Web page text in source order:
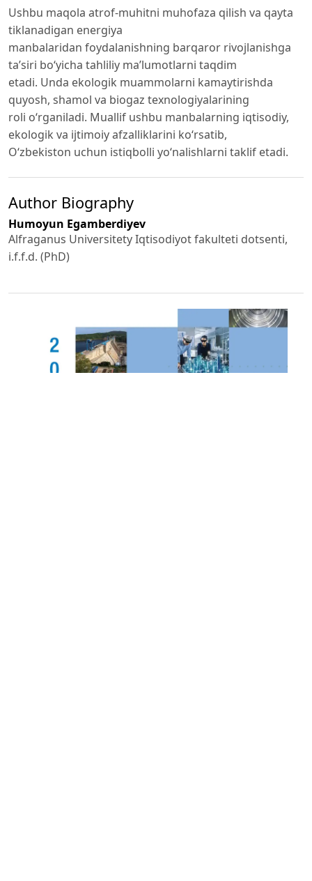
Ushbu maqola atrof-muhitni muhofaza qilish va qayta
tiklanadigan energiya
manbalaridan foydalanishning barqaror rivojlanishga
ta’siri bo‘yicha tahliliy ma’lumotlarni taqdim
etadi. Unda ekologik muammolarni kamaytirishda
quyosh, shamol va biogaz texnologiyalarining
roli o‘rganiladi. Muallif ushbu manbalarning iqtisodiy,
ekologik va ijtimoiy afzalliklarini ko‘rsatib,
O‘zbekiston uchun istiqbolli yo‘nalishlarni taklif etadi.
Author Biography
Humoyun Egamberdiyev
Alfraganus Universitety Iqtisodiyot fakulteti dotsenti,
i.f.f.d. (PhD)